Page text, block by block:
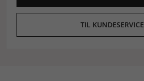
TIL KUNDESERVICE